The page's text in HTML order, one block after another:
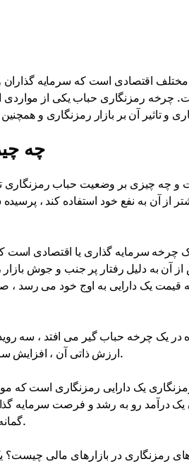
مختلف اقتصادی است که سرمایه
چرخه رمزنگاری حباب یکی از مواردی
چه
و چه چیزی بر وضعیت حباب رمزنگاری
از آن به نفع خود استفاده کند ،
چرخه سرمایه گذاری یا اقتصادی
از آن به دلیل رفتار پر جنب و جوش
قیمت یک دارایی به اوج خود می رسد ،
در یک چرخه حباب گیر می افتد ، سه
ارزش ذاتی آن ، افزایش سریع تبلیغات و حدس و گمان ، و همچنین پذیرش کم در بازار رمزنگاری.
یک دارایی رمزنگاری است که
یک درآمد رو به رشد و فرصت سرمایه
گمانه زنی تورم شدید قیمت رمزنگاری شده و پس از آن کاهش شدید است.
رمزنگاری در بازارهای مالی چیست؟